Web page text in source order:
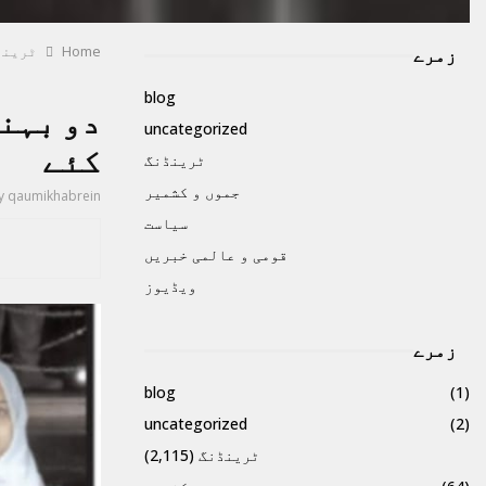
Home
دو
کئے
qaumikhabrein
زمرے
blog
uncategorized
ٹرینڈنگ
جموں و کشمیر
سیاست
قومی و عالمی خبریں
ویڈیوز
زمرے
blog
(1)
uncategorized
(2)
ٹرینڈنگ (2,115)